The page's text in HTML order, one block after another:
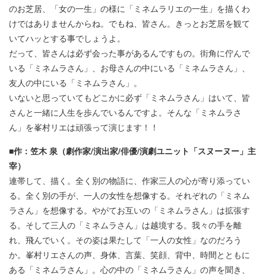
のお芝居、「女の一生」の様に「ミネムラリエの一生」を描くわ
けではありませんからね。でもね、皆さん。きっとお芝居を観て
いてハッとする事でしょうよ。
だって、皆さんは必ず会った事があるんですもの。街角に佇んで
いる「ミネムラさん」、お母さんの中にいる「ミネムラさん」、
友人の中にいる「ミネムラさん」。
いないと思っていてもどこかに必ず「ミネムラさん」はいて、皆
さんと一緒に人生を歩んでいるんですよ。そんな「ミネムラさ
ん」を峯村リエは頑張って演じます！！
■作：笠木 泉（劇作家/演出家/俳優/演劇ユニット「スヌーヌー」主
宰）
連帯して、描く。全く別の物語に、作家三人の心が寄り添ってい
る。全く別の手が、一人の女性を想像する。それぞれの「ミネム
ラさん」を想像する。やがてお互いの「ミネムラさん」は拡張す
る。そして三人の「ミネムラさん」は越境する。我々の手を離
れ、飛んでいく。その姿は果たして「一人の女性」なのだろう
か。峯村リエさんの声、身体、言葉、笑顔、背中、時間とともに
ある「ミネムラさん」。心の中の「ミネムラさん」の声を聞き、